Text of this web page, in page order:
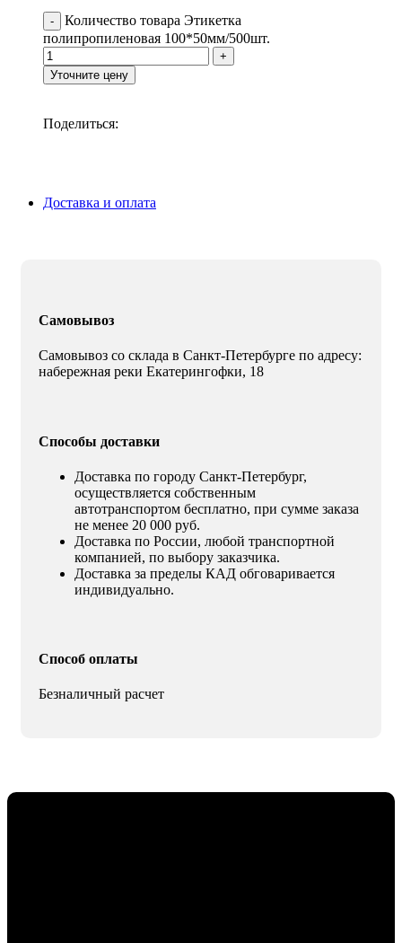
Количество товара Этикетка
полипропиленовая 100*50мм/500шт.
Уточните цену
Поделиться:
Доставка и оплата
Самовывоз
Самовывоз со склада в Санкт-Петербурге по адресу:
набережная реки Екатерингофки, 18
Способы доставки
Доставка по городу Санкт-Петербург,
осуществляется собственным
автотранспортом бесплатно, при сумме заказа
не менее 20 000 руб.
Доставка по России, любой транспортной
компанией, по выбору заказчика.
Доставка за пределы КАД обговаривается
индивидуально.
Способ оплаты
Безналичный расчет